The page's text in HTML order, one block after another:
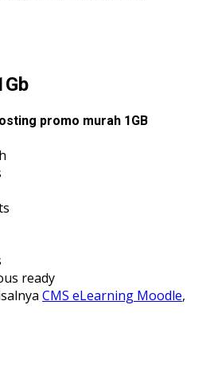
promo murah 1GB
ready
CMS eLearning Moodle,